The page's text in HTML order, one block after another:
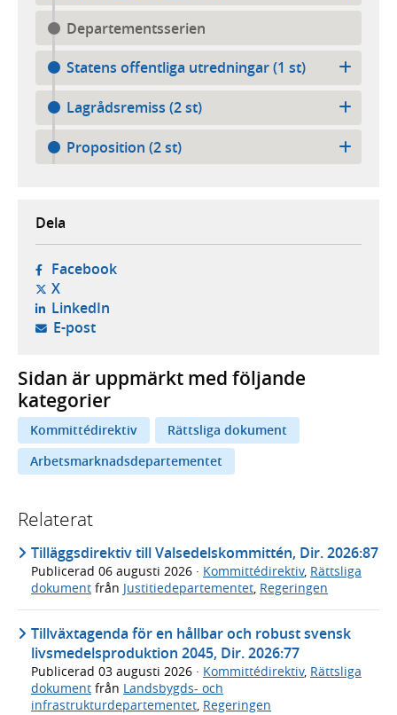
Departementsserien
Statens offentliga utredningar (1 st)
Lagrådsremiss (2 st)
Proposition (2 st)
Dela
Facebook- öppnas i ny flik, extern webbplats,
X- öppnas i ny flik, extern webbplats,
LinkedIn- öppnas i ny flik, extern webbplats,
E-post- öppnar din e-postklient,
Sidan är uppmärkt med följande
kategorier
Kommittédirektiv
Rättsliga dokument
Arbetsmarknadsdepartementet
Relaterat
Tilläggsdirektiv till Valsedelskommittén, Dir. 2026:87
Publicerad 06 augusti 2026 · Kommittédirektiv, Rättsliga
dokument från Justitiedepartementet Regeringen
Tillväxtagenda för en hållbar och robust svensk
livsmedelsproduktion 2045, Dir. 2026:77
Publicerad 03 augusti 2026 · Kommittédirektiv, Rättsliga
dokument från Landsbygds- och
infrastrukturdepartementet, Regeringen